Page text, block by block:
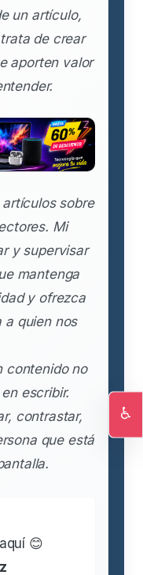
un artículo,
de crear
aporten valor
sobre
Mi
y supervisar
mantenga
y ofrezca
a quien nos
contenido no
escribir.
contrastar,
que está
😊
♿